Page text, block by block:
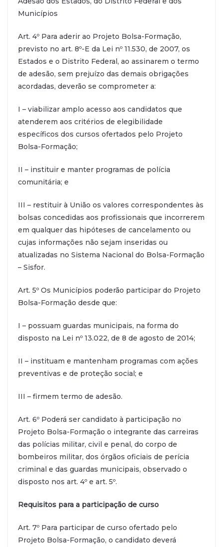
Municípios
Art. 4º Para aderir ao Projeto Bolsa-Formação,
previsto no art. 8º-E da Lei nº 11.530, de 2007, os
Estados e o Distrito Federal, ao assinarem o termo
de adesão, sem prejuízo das demais obrigações
acordadas, deverão se comprometer a:
I – viabilizar amplo acesso aos candidatos que
atenderem aos critérios de elegibilidade
específicos dos cursos ofertados pelo Projeto
Bolsa-Formação;
II – instituir e manter programas de polícia
comunitária; e
III – restituir à União os valores correspondentes às
bolsas concedidas aos profissionais que incorrerem
em qualquer das hipóteses de cancelamento ou
cujas informações não sejam inseridas ou
atualizadas no Sistema Nacional do Bolsa-Formação
– Sisfor.
Art. 5º Os Municípios poderão participar do Projeto
Bolsa-Formação desde que:
I – possuam guardas municipais, na forma do
disposto na Lei nº 13.022, de 8 de agosto de 2014;
II – instituam e mantenham programas com ações
preventivas e de proteção social; e
III – firmem termo de adesão.
Art. 6º Poderá ser candidato à participação no
Projeto Bolsa-Formação o integrante das carreiras
das polícias militar, civil e penal, do corpo de
bombeiros militar, dos órgãos oficiais de perícia
criminal e das guardas municipais, observado o
disposto nos art. 4º e art. 5º.
Requisitos para a participação de curso
Art. 7º Para participar de curso ofertado pelo
Projeto Bolsa-Formação, o candidato deverá